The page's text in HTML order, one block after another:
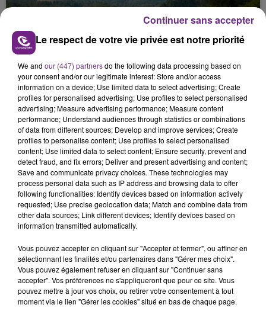
LA CENTRALE NUCLÉAIRE DE CHOOZ
TOUJOURS À L'ARRÊT
Cela fait déjà une semaine que la centrale
nucléaire ardennaise est à l'arrêt. Une situation
justifiée par la sécheresse intense qui est toujours
présente.
LE MAGASIN JOUÉCLUB DE REIMS FERME
SES PORTES
C'était l'une des institutions du centre-ville
rémois. Le magasin JouéClub est contraint de
fermer ses portes.
TITRES DIFFUSÉS
12h09
12h09 12h06
12h06
Le respect de votre vie privée est notre priorité
We and our (447) partnersdo the following data processing based on
your consent and/or our legitimate interest: Store and/or access
information on a device; Use limited data to select advertising; Create
profiles for personalised advertising; Use profiles to select personalised
advertising; Measure advertising performance; Measure content
performance; Understand audiences through statistics or combinations
of data from different sources; Develop and improve services; Create
profiles to personalise content; Use profiles to select personalised
content; Use limited data to select content; Ensure security, prevent and
detect fraud, and fix errors; Deliver and present advertising and content;
Save and communicate privacy choices. These technologies may
process personal data such as IP address and browsing data to offer
following functionalities: Identify devices based on information actively
requested; Use precise geolocation data; Match and combine data from
other data sources; Link different devices; Identify devices based on
information transmitted automatically.
Vous pouvez accepter en cliquant sur "Accepter et fermer", ou affiner en
sélectionnant les finalités et/ou partenaires dans "Gérer mes choix".
Vous pouvez également refuser en cliquant sur "Continuer sans
accepter". Vos préférences ne s'appliqueront que pour ce site. Vous
pouvez mettre à jour vos choix, ou retirer votre consentement à tout
moment via le lien "Gérer les cookies" situé en bas de chaque page.
Continuer sans accepter